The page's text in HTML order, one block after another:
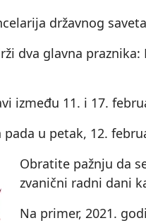
državnog
dva glavna
između 11. i 17.
u petak, 12.
Obratite pažnju da
zvanični radni dani
Na primer, 2021.